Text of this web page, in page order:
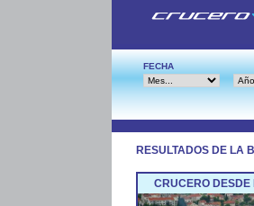
FECHA
RESULTADOS DE LA
CRUCERO